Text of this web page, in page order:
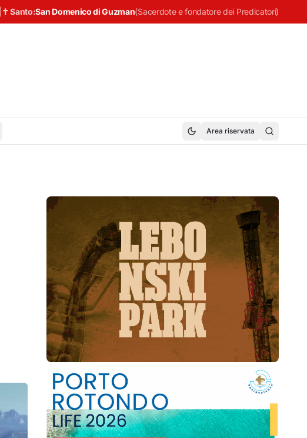
✝ Santo:San Domenico di Guzman(Sacerdote e fondatore dei Predicatori)
Area riservata